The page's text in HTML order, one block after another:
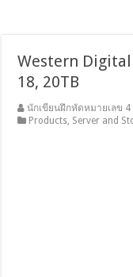
Western
18, 20TB
นักเขียนฝึกหัดหมายเลข 4
Products, Server and